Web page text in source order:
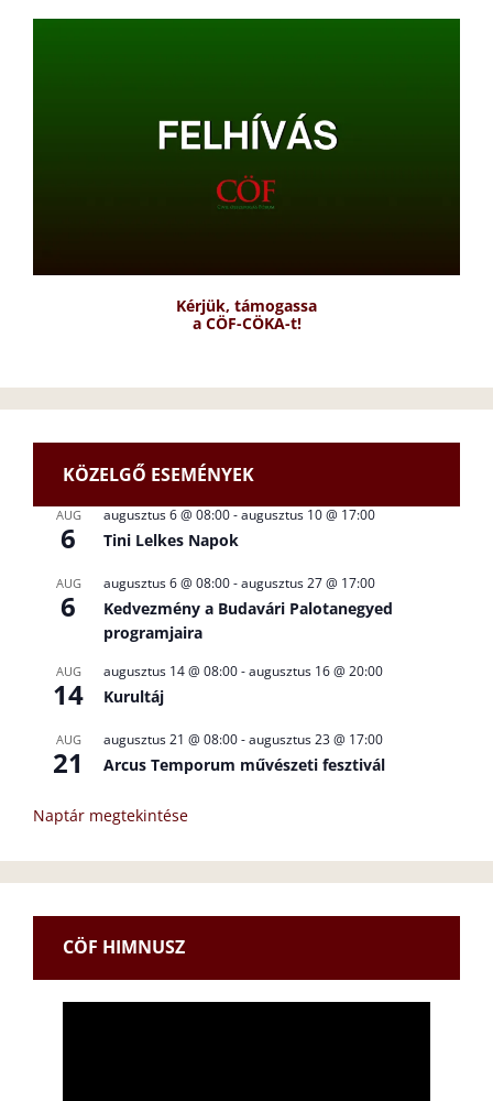
Kérjük, támogassa
a CÖF-CÖKA-t!
KÖZELGŐ ESEMÉNYEK
AUG
6
augusztus 6 @ 08:00-augusztus 10 @ 17:00
Tini Lelkes Napok
AUG
6
augusztus 6 @ 08:00-augusztus 27 @ 17:00
Kedvezmény a Budavári Palotanegyed
programjaira
AUG
14
augusztus 14 @ 08:00-augusztus 16 @ 20:00
Kurultáj
AUG
21
augusztus 21 @ 08:00-augusztus 23 @ 17:00
Arcus Temporum művészeti fesztivál
Naptár megtekintése
CÖF HIMNUSZ